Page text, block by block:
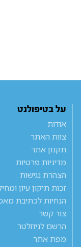
על בטיפולנט
אודות
צוות האתר
תקנון אתר
מדיניות פרטיות
הצהרת נגישות
זכות תיקון עיון
הנחיות לכתיבת
צור קשר
הרשם לניוזלטר
מפת אתר